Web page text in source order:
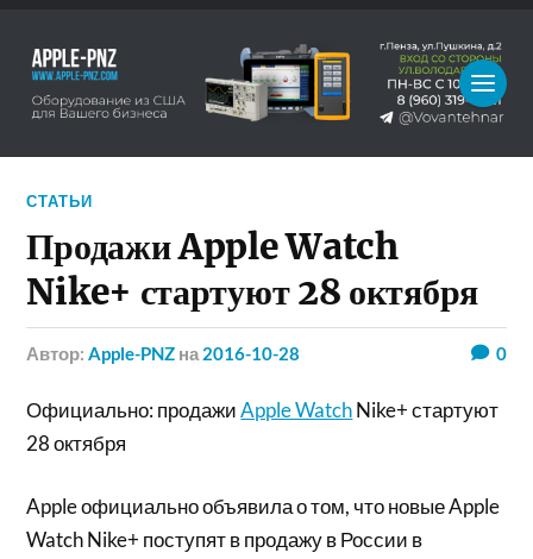
СТАТЬИ
Продажи Apple Watch
Nike+ стартуют 28 октября
Автор:Apple-PNZ на 2016-10-28 0
Официально: продажиApple WatchNike+ стартуют
28 октября
Apple официально объявила о том, что новые Apple
Watch Nike+ поступят в продажу в России в